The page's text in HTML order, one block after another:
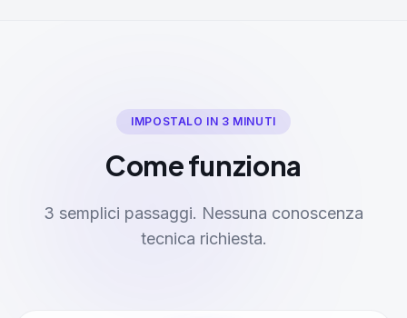
IMPOSTALO IN 3 MINUTI
Come funziona
3 semplici passaggi. Nessuna conoscenza
tecnica richiesta.